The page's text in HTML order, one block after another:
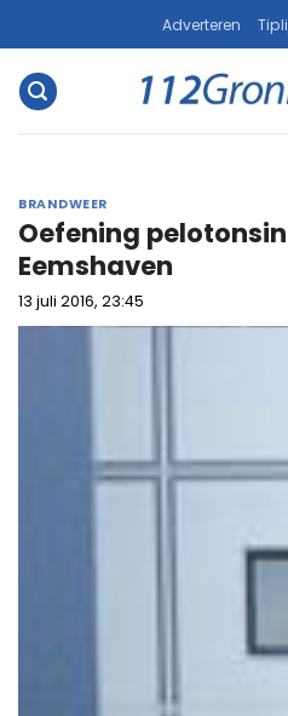
naar
inhoud
Adverteren
BRANDWEER
Oefening
Eemshaven
13 juli 2016, 23:45